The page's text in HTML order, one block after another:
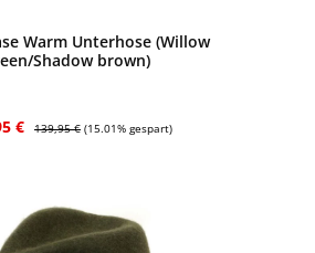
Warm Unterhose (Willow
Shadow brown)
€ Regulärer Preis:
139,95 € (15.01% gespart)